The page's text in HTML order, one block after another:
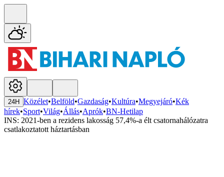
24H Közélet•Belföld•Gazdaság•Kultúra•Megyejáró•Kék
hírek•Sport•Világ•Állás•Aprók•BN-Hetilap
INS: 2021-ben a rezidens lakosság 57,4%-a élt csatornahálózatra
csatlakoztatott háztartásban